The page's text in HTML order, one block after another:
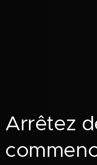
Arrêtez